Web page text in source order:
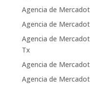
Agencia de
Agencia de
Agencia de
Tx
Agencia de
Agencia de